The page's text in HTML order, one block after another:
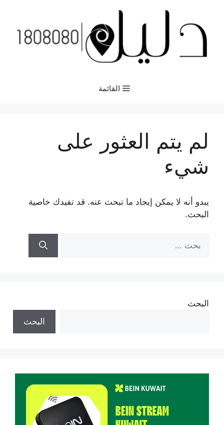
المحتوى
القائمة
لم يتم العثور على
شيء
يبدو أنه لا يمكن إيجاد ما تبحث عنه. قد تفيدك خاصية
البحث.
عن:
البحث
البحث